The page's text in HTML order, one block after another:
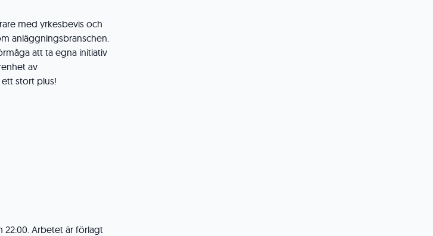
med yrkesbevis och
anläggningsbranschen.
att ta egna initiativ
av
stort plus!
22:00. Arbetet är förlagt